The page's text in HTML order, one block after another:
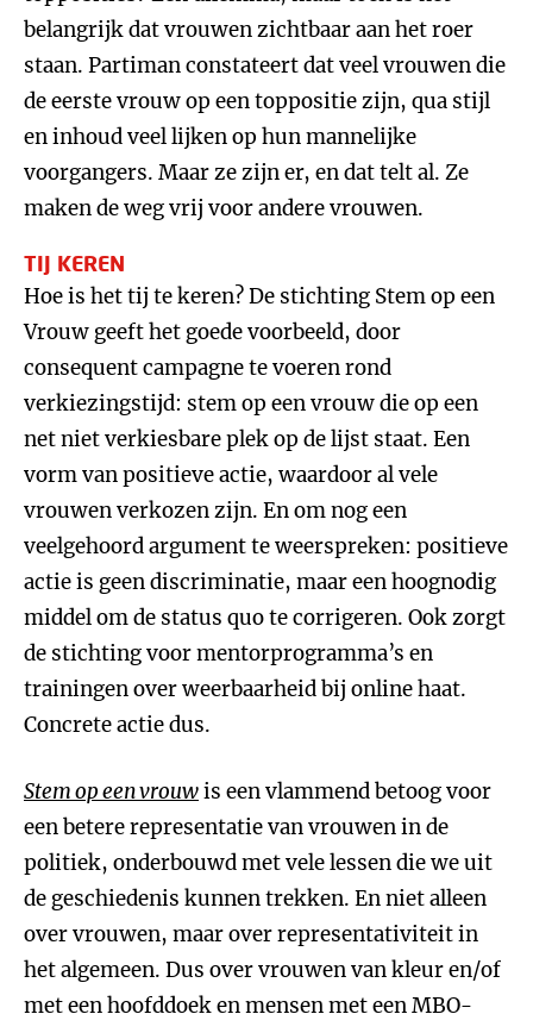
belangrijk dat vrouwen zichtbaar aan het roer
staan. Partiman constateert dat veel vrouwen die
de eerste vrouw op een toppositie zijn, qua stijl
en inhoud veel lijken op hun mannelijke
voorgangers. Maar ze zijn er, en dat telt al. Ze
maken de weg vrij voor andere vrouwen.
TIJ KEREN
Hoe is het tij te keren? De stichting Stem op een
Vrouw geeft het goede voorbeeld, door
consequent campagne te voeren rond
verkiezingstijd: stem op een vrouw die op een
net niet verkiesbare plek op de lijst staat. Een
vorm van positieve actie, waardoor al vele
vrouwen verkozen zijn. En om nog een
veelgehoord argument te weerspreken: positieve
actie is geen discriminatie, maar een hoognodig
middel om de status quo te corrigeren. Ook zorgt
de stichting voor mentorprogramma’s en
trainingen over weerbaarheid bij online haat.
Concrete actie dus.
Stem op een vrouwis een vlammend betoog voor
een betere representatie van vrouwen in de
politiek, onderbouwd met vele lessen die we uit
de geschiedenis kunnen trekken. En niet alleen
over vrouwen, maar over representativiteit in
het algemeen. Dus over vrouwen van kleur en/of
met een hoofddoek en mensen met een MBO-